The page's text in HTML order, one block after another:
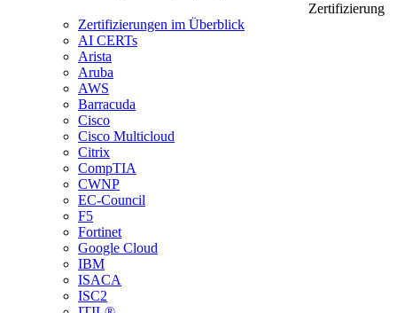
Zertifizierung
Zertifizierungen im Überblick
AI CERTs
Arista
Aruba
AWS
Barracuda
Cisco
Cisco Multicloud
Citrix
CompTIA
CWNP
EC-Council
F5
Fortinet
Google Cloud
IBM
ISACA
ISC2